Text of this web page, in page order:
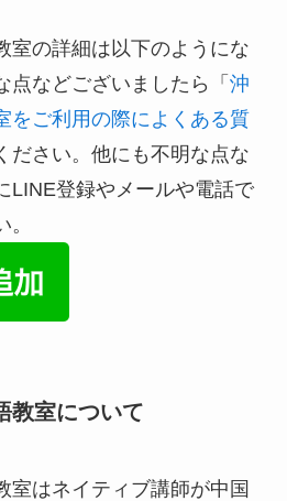
室の詳細は以下のようにな
点などございましたら「 沖
をご利用の際によくある質
ださい。他にも不明な点な
LINE登録やメールや電話で
教室について
室はネイティブ講師が中国